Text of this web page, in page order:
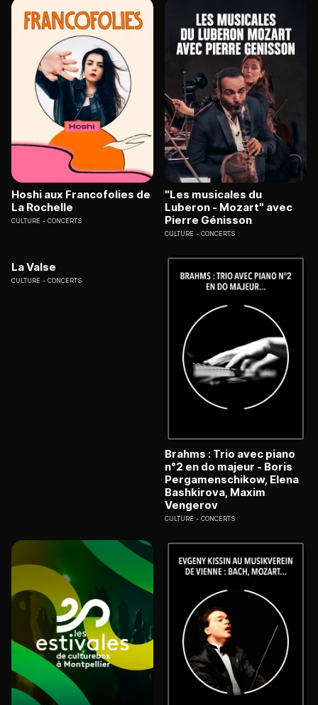
Hoshi aux Francofolies de
La Rochelle
CULTURE CONCERTS
"Les musicales du
Luberon - Mozart" avec
Pierre Génisson
CULTURE CONCERTS
La Valse
CULTURE CONCERTS
Brahms : Trio avec piano
n°2 en do majeur - Boris
Pergamenschikow, Elena
Bashkirova, Maxim
Vengerov
CULTURE CONCERTS